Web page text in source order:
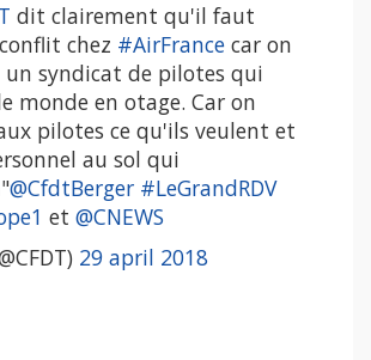
dit clairement qu'il faut
chez #AirFrance car on
un syndicat de pilotes qui
monde en otage. Car on
pilotes ce qu'ils veulent et
au sol qui
@CfdtBerger #LeGrandRDV
et @CNEWS
29 april 2018